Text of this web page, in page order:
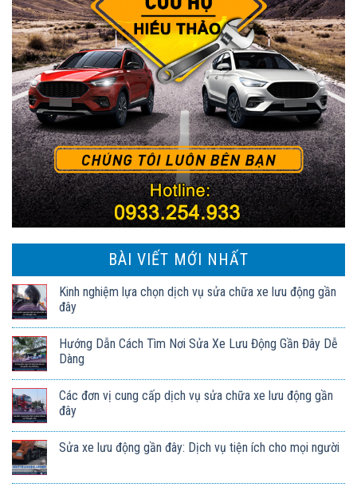
BÀI VIẾT MỚI NHẤT
Kinh nghiệm lựa chọn dịch vụ sửa chữa xe lưu động gần
đây
Hướng Dẫn Cách Tìm Nơi Sửa Xe Lưu Động Gần Đây Dễ
Dàng
Các đơn vị cung cấp dịch vụ sửa chữa xe lưu động gần
đây
Sửa xe lưu động gần đây: Dịch vụ tiện ích cho mọi người